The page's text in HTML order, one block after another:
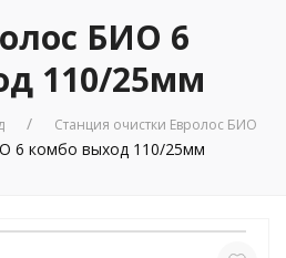
БИО 6
110/25мм
Станция очистки Евролос БИО
6 комбо выход 110/25мм